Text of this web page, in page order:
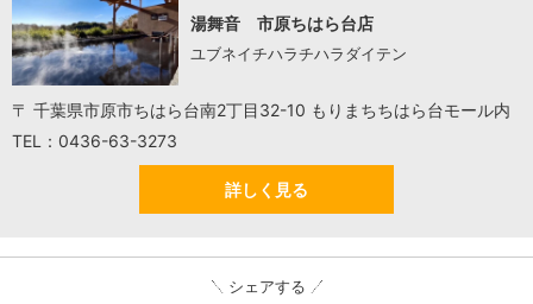
湯舞音 市原ちはら台店
ユブネイチハラチハラダイテン
〒 千葉県市原市ちはら台南2丁目32-10 もりまちちはら台モール内
TEL：0436-63-3273
詳しく見る
シェアする